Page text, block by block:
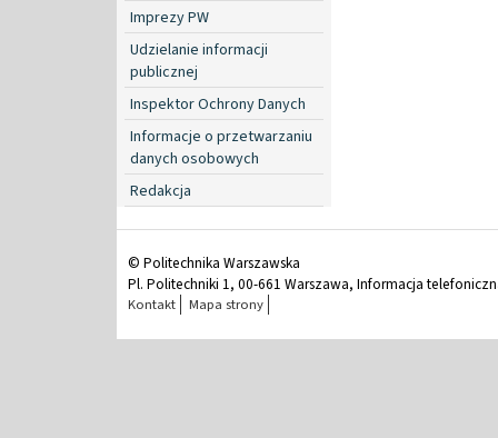
Imprezy PW
Udzielanie informacji
publicznej
Inspektor Ochrony Danych
Informacje o przetwarzaniu
danych osobowych
Redakcja
© Politechnika Warszawska
Pl. Politechniki 1, 00-661 Warszawa, Informacja
Kontakt Mapa strony